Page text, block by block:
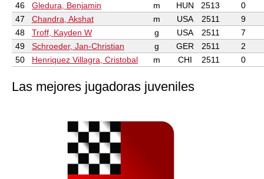
46
Gledura, Benjamin m HUN 2513
0
47
Chandra, Akshat m USA 2511
9
48
Troff, Kayden W g USA 2511
7
49
Schroeder, Jan-Christian g GER 2511
2
50
Henriquez Villagra, Cristobal m CHI 2511 0
Las mejores jugadoras juveniles